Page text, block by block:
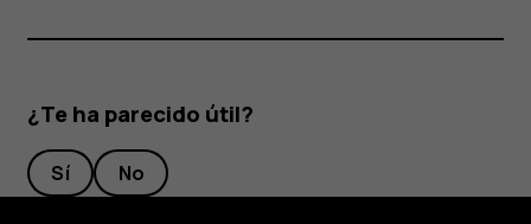
¿Te ha parecido útil?
Sí No